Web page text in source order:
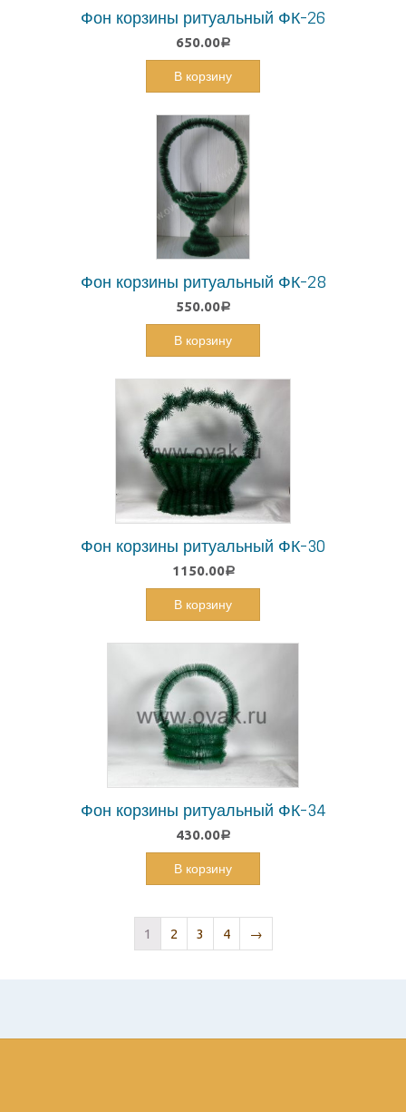
Фон корзины ритуальный ФК-26
650.00Р
В корзину
Фон корзины ритуальный ФК-28
550.00Р
В корзину
Фон корзины ритуальный ФК-30
1150.00Р
В корзину
Фон корзины ритуальный ФК-34
430.00Р
В корзину
1 2 3 4 →